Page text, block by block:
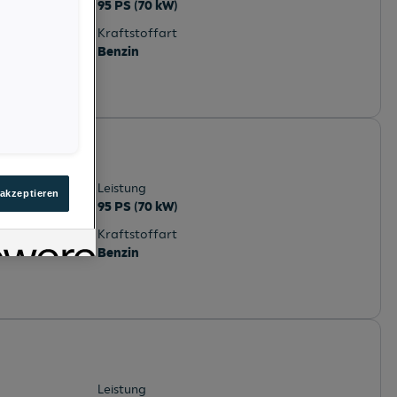
95 PS (70 kW)
Kraftstoffart
Benzin
Leistung
95 PS (70 kW)
Kraftstoffart
Benzin
Leistung